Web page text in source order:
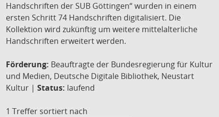
Handschriften der SUB Göttingen“ wurden in einem
ersten Schritt 74 Handschriften digitalisiert. Die
Kollektion wird zukünftig um weitere mittelalterliche
Handschriften erweitert werden.
Förderung: Beauftragte der Bundesregierung für Kultur
und Medien, Deutsche Digitale Bibliothek, Neustart
Kultur | Status: laufend
1 Treffer sortiert nach